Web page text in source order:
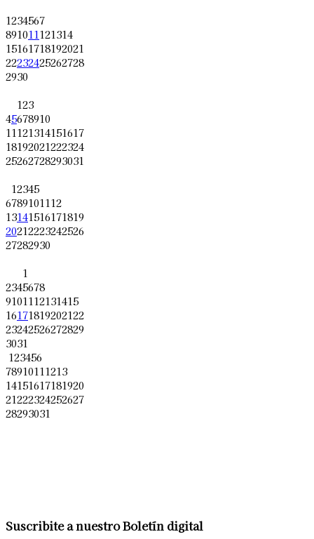
1234567
891011121314
15161718192021
22232425262728
2930
123
45678910
11121314151617
18192021222324
25262728293031
12345
6789101112
13141516171819
20212223242526
27282930
1
2345678
9101112131415
16171819202122
23242526272829
3031
123456
78910111213
14151617181920
21222324252627
28293031
Suscribite a nuestro Boletín digital